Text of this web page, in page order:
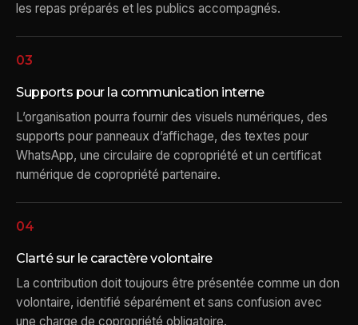
les repas préparés et les publics accompagnés.
03
Supports pour la communication interne
L’organisation pourra fournir des visuels numériques, des
supports pour panneaux d’affichage, des textes pour
WhatsApp, une circulaire de copropriété et un certificat
numérique de copropriété partenaire.
04
Clarté sur le caractère volontaire
La contribution doit toujours être présentée comme un don
volontaire, identifié séparément et sans confusion avec
une charge de copropriété obligatoire.